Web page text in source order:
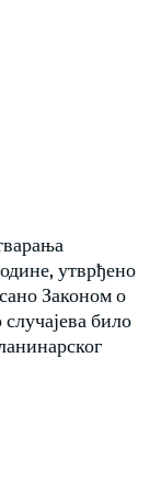
утврђено
Законом о
било